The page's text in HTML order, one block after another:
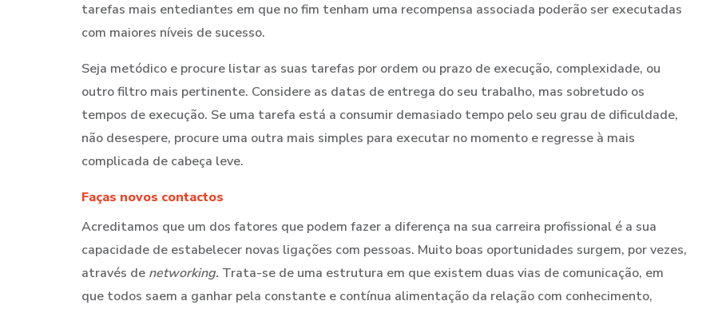
tarefas mais entediantes em que no fim tenham uma recompensa associada poderão ser executadas
com maiores níveis de sucesso.
Seja metódico e procure listar as suas tarefas por ordem ou prazo de execução, complexidade, ou
outro filtro mais pertinente. Considere as datas de entrega do seu trabalho, mas sobretudo os
tempos de execução. Se uma tarefa está a consumir demasiado tempo pelo seu grau de dificuldade,
não desespere, procure uma outra mais simples para executar no momento e regresse à mais
complicada de cabeça leve.
Faças novos contactos
Acreditamos que um dos fatores que podem fazer a diferença na sua carreira profissional é a sua
capacidade de estabelecer novas ligações com pessoas. Muito boas oportunidades surgem, por vezes,
através de networking. Trata-se de uma estrutura em que existem duas vias de comunicação, em
que todos saem a ganhar pela constante e contínua alimentação da relação com conhecimento,